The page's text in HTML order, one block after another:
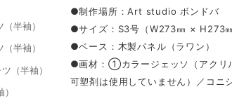
半袖）
半袖）
（半袖）
●制作場所：Art studio ボンドバ
●サイズ：S3号（W273㎜ × H273
●ベース：木製パネル（ラワン）
●画材：①カラージェッソ（アクリ
可塑剤は使用していません）／コ